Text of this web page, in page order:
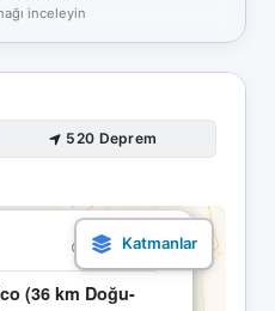
inceleyin
520 Deprem
22.04 23:07
(36 km Doğu-
×